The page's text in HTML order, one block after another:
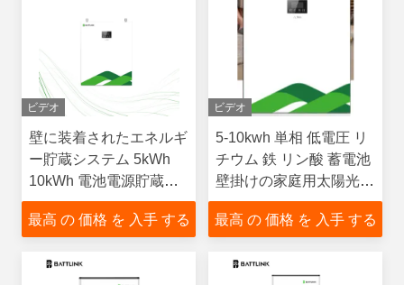
ビデオ
壁に装着されたエネルギ
ー貯蔵システム 5kWh
10kWh 電池電源貯蔵シ
ステム
最高 の 価格 を 入手 する
ビデオ
5-10kwh 単相 低電圧 リ
チウム 鉄 リン酸 蓄電池
壁掛けの家庭用太陽光発
電の貯蔵システム
最高 の 価格 を 入手 する